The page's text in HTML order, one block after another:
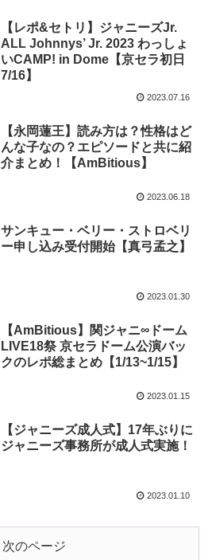
【レポ&セトリ】ジャニーズJr.
ALL Johnnys’ Jr. 2023 わっしょ
いCAMP! in Dome【京セラ初日
7/16】
2023.07.16
【永岡蓮王】読み方は？性格はど
んな子なの？エピソードと共に紹
介まとめ！【AmBitious】
2023.06.18
サンキュー・ベリー・ストロベリ
ー申し込み受付開始【真弓孟之】
2023.01.30
【AmBitious】関ジャニ∞ドーム
LIVE18祭 京セラドーム公演バッ
クのレポ総まとめ【1/13~1/15】
2023.01.15
【ジャニーズ成人式】17年ぶりに
ジャニーズ事務所が成人式実施！
2023.01.10
次のページ